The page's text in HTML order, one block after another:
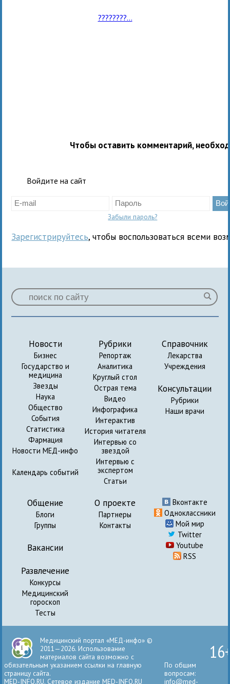
????????...
Чтобы оставить комментарий,
Войдите на сайт
Забыли пароль?
Зарегистрируйтесь, чтобы воспользоваться всеми
Новости
Бизнес
Государство и
медицина
Звезды
Наука
Общество
События
Статистика
Фармация
Новости МЕД-инфо
Календарь событий
Рубрики
Репортаж
Аналитика
Круглый стол
Острая тема
Видео
Инфографика
Интерактив
История читателя
Интервью со
звездой
Интервью с
экспертом
Статьи
Справочник
Лекарства
Учреждения
Консультации
Рубрики
Наши врачи
Общение
Блоги
Группы
Вакансии
Развлечение
Конкурсы
Медицинский
гороскоп
Тесты
О проекте
Партнеры
Контакты
Вконтакте
Одноклассники
Мой мир
Twitter
Youtube
RSS
Медицинский портал «МЕД-инфо» ©
2011—2026. Использование
материалов сайта возможно с
обязательным указанием ссылки на главную
страницу сайта.
MED-INFO.RU. Сетевое издание MED-INFO.RU
По общим
вопросам:
info@med-